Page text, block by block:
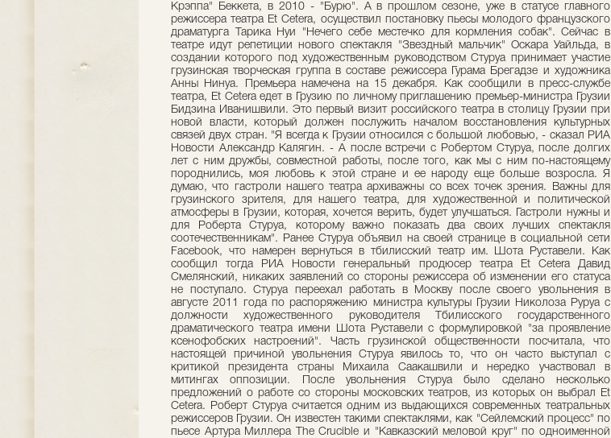
Крэппа" Беккета, в 2010 - "Бурю". А в прошлом сезоне, уже в статусе главного
режиссера театра Et Cetera, осуществил постановку пьесы молодого французского
драматурга Тарика Нуи "Нечего себе местечко для кормления собак". Сейчас в
театре идут репетиции нового спектакля "Звездный мальчик" Оскара Уайльда, в
создании которого под художественным руководством Стуруа принимает участие
грузинская творческая группа в составе режиссера Гурама Брегадзе и художника
Анны Нинуа. Премьера намечена на 15 декабря. Как сообщили в пресс-службе
театра, Et Cetera едет в Грузию по личному приглашению премьер-министра Грузии
Бидзина Иванишвили. Это первый визит российского театра в столицу Грузии при
новой власти, который должен послужить началом восстановления культурных
связей двух стран. "Я всегда к Грузии относился с большой любовью, - сказал РИА
Новости Александр Калягин. - А после встречи с Робертом Стуруа, после долгих
лет с ним дружбы, совместной работы, после того, как мы с ним по-настоящему
породнились, моя любовь к этой стране и ее народу еще больше возросла. Я
думаю, что гастроли нашего театра архиважны со всех точек зрения. Важны для
грузинского зрителя, для нашего театра, для художественной и политической
атмосферы в Грузии, которая, хочется верить, будет улучшаться. Гастроли нужны и
для Роберта Стуруа, которому важно показать два своих лучших спектакля
соотечественникам". Ранее Стуруа объявил на своей странице в социальной сети
Facebook, что намерен вернуться в тбилисский театр им. Шота Руставели. Как
сообщил тогда РИА Новости генеральный продюсер театра Et Cetera Давид
Смелянский, никаких заявлений со стороны режиссера об изменении его статуса
не поступало. Стуруа переехал работать в Москву после своего увольнения в
августе 2011 года по распоряжению министра культуры Грузии Николоза Руруа с
должности художественного руководителя Тбилисского государственного
драматического театра имени Шота Руставели с формулировкой "за проявление
ксенофобских настроений". Часть грузинской общественности посчитала, что
настоящей причиной увольнения Стуруа явилось то, что он часто выступал с
критикой президента страны Михаила Саакашвили и нередко участвовал в
митингах оппозиции. После увольнения Стуруа было сделано несколько
предложений о работе со стороны московских театров, из которых он выбрал Et
Cetera. Роберт Стуруа считается одним из выдающихся современных театральных
режиссеров Грузии. Он известен такими спектаклями, как "Сейлемский процесс" по
пьесе Артура Миллера The Crucible и "Кавказский меловой круг" по одноименной